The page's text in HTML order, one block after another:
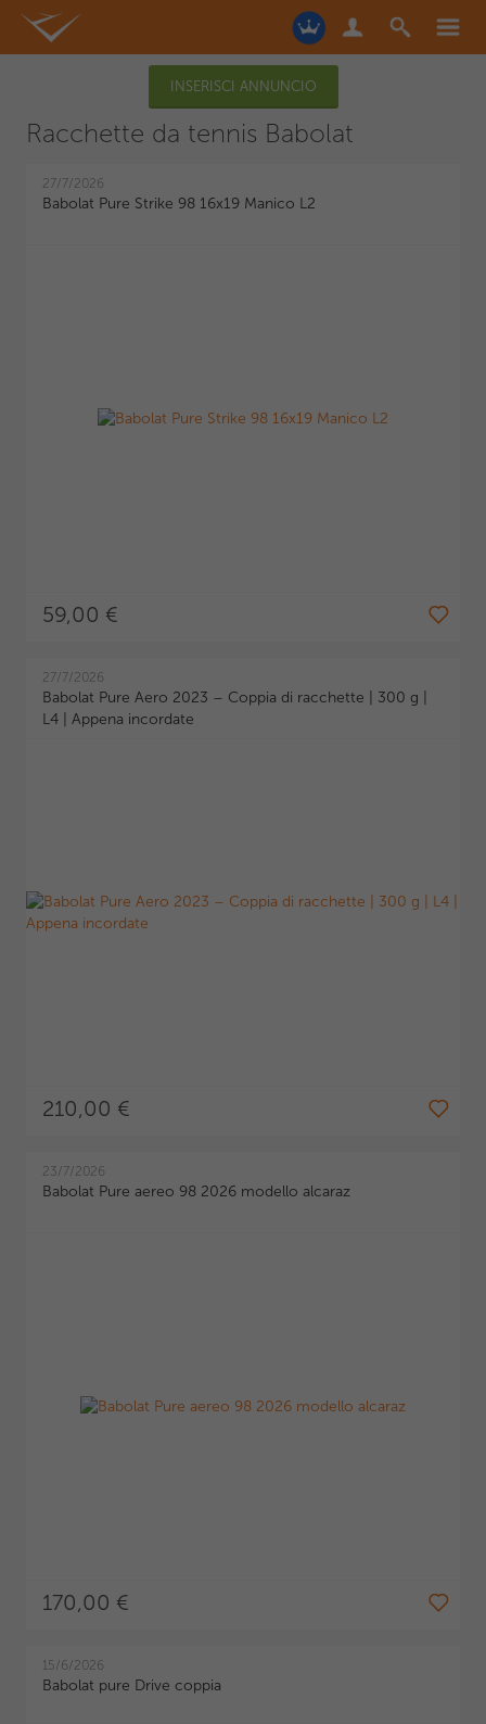
INSERISCI ANNUNCIO
Racchette da tennis Babolat
27/7/2026
Babolat Pure Strike 98 16x19 Manico L2
59,00 €
27/7/2026
Babolat Pure Aero 2023 – Coppia di racchette | 300 g |
L4 | Appena incordate
210,00 €
23/7/2026
Babolat Pure aereo 98 2026 modello alcaraz
170,00 €
15/6/2026
Babolat pure Drive coppia